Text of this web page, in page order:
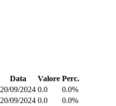
Data Valore Perc.
20/09/2024 0.0
0.0%
20/09/2024 0.0
0.0%